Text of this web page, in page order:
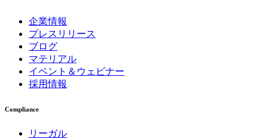
企業情報
プレスリリース
ブログ
マテリアル
イベント＆ウェビナー
採用情報
Compliance
リーガル